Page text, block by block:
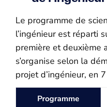
Le programme de
l’ingénieur est réparti
première et deuxième
s’organise selon la
projet d’ingénieur, en
Programme